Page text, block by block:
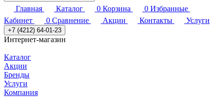
Главная Каталог 0 Корзина 0 Избранные
Кабинет
0 Сравнение Акции Контакты Услуги
+7 (4212) 64-01-23
Интернет-магазин
Каталог
Акции
Бренды
Услуги
Компания